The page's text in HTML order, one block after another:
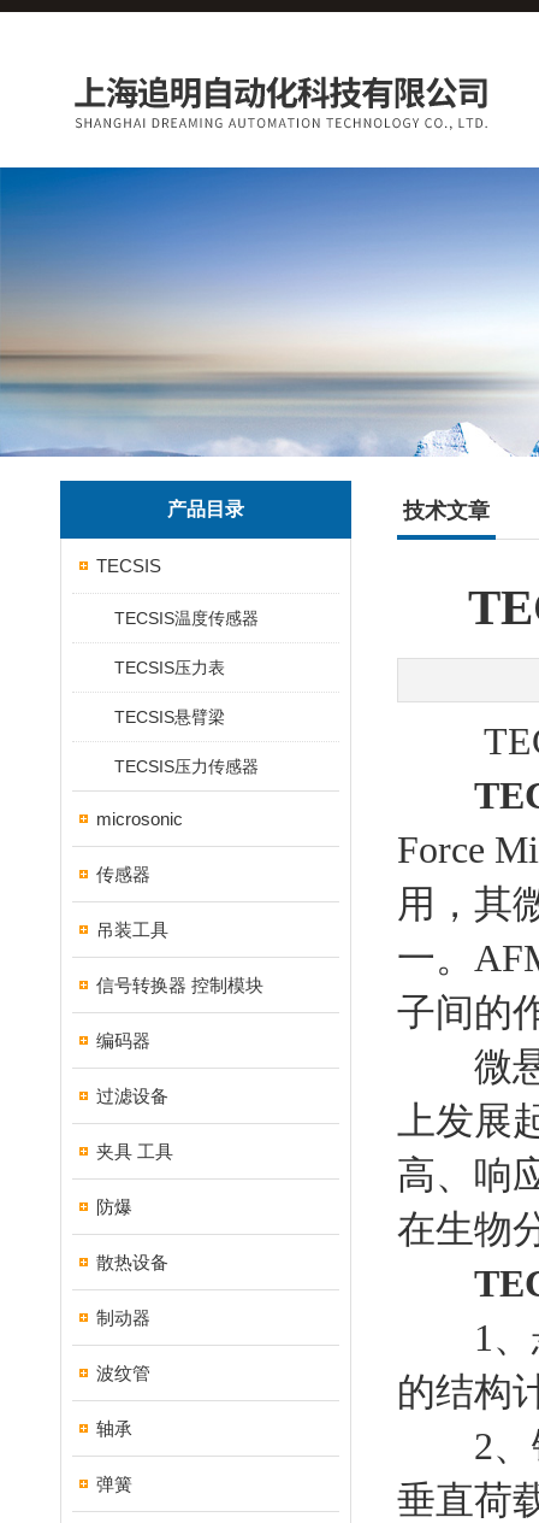
产品目录
TECSIS
TECSIS温度传感器
TECSIS压力表
TECSIS悬臂梁
TECSIS压力传感器
microsonic
传感器
吊装工具
信号转换器 控制模块
编码器
过滤设备
夹具 工具
防爆
散热设备
制动器
波纹管
轴承
弹簧
技术文章
Force
用，其
一。
子间的
微悬
上发
高、响
在生物
1、悬
的结构
2、铰
垂直荷